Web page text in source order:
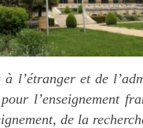
à l’étranger et de
l’enseignement
de la